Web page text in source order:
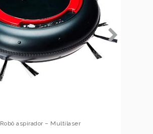
Robô aspirador – Multilaser